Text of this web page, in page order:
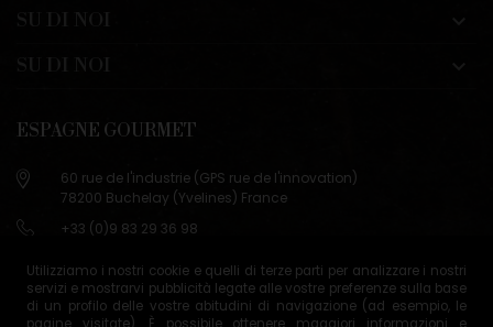
Utilizziamo i nostri cookie e quelli di terze parti per analizzare i nostri
servizi e mostrarvi pubblicità legate alle vostre preferenze sulla base
di un profilo delle vostre abitudini di navigazione (ad esempio, le
ESPAGNE GOURMET
60 rue de l'industrie (GPS rue de l'innovation)
78200 Buchelay (Yvelines) France
+33 (0)9 83 29 36 98
78200 Buchelay (Yvelines) France
Contactez-nous